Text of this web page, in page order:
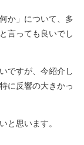
か」について、多
言っても良いでし
ですが、今紹介し
に反響の大きかっ
と思います。